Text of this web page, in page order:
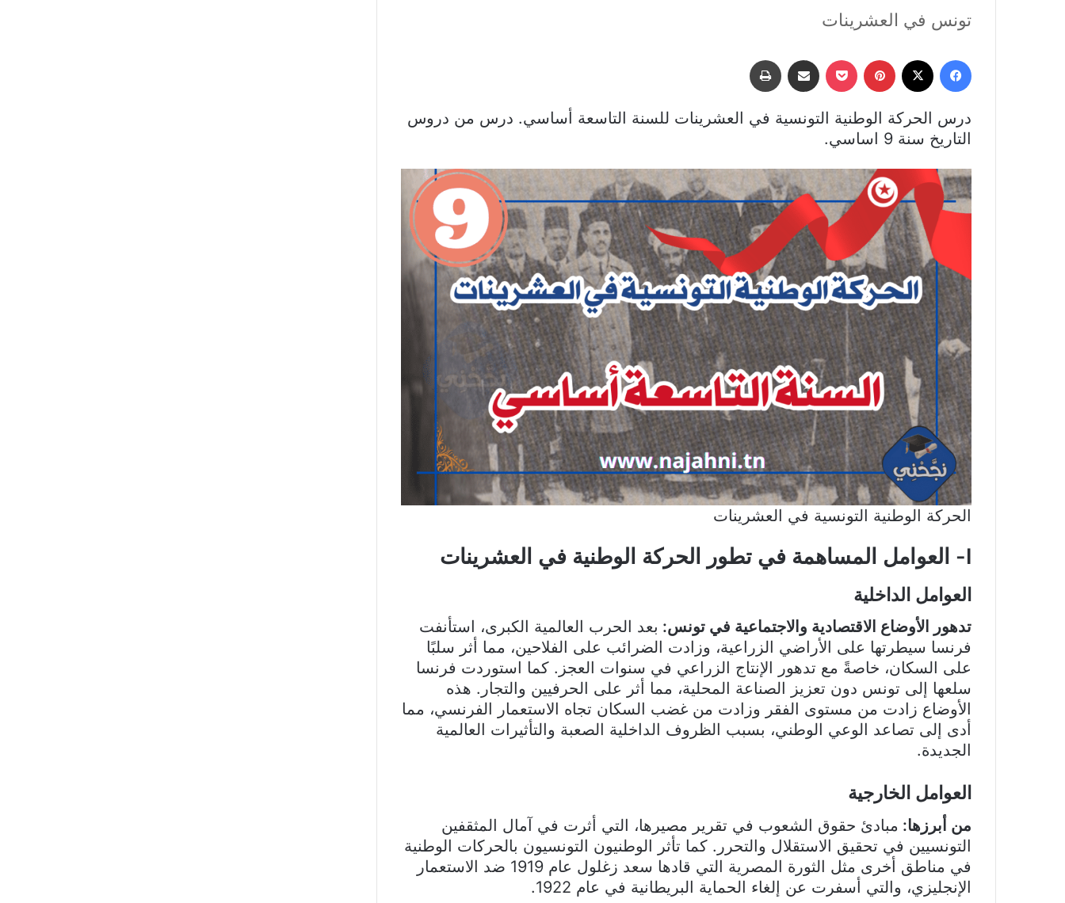
تونس في العشرينات
فيسبوك بينتيريست ‫Pocket مشاركة عبر البريد
درس الحركة الوطنية التونسية في العشرينات للسنة التاسعة أساسي. درس من دروس
التاريخ سنة 9 اساسي.
الحركة الوطنية التونسية في العشرينات
I- العوامل المساهمة في تطور الحركة الوطنية في العشرينات
العوامل الداخلية
تدهور الأوضاع الاقتصادية والاجتماعية في تونس: بعد الحرب العالمية الكبرى، استأنفت
فرنسا سيطرتها على الأراضي الزراعية، وزادت الضرائب على الفلاحين، مما أثر سلبًا
على السكان، خاصةً مع تدهور الإنتاج الزراعي في سنوات العجز. كما استوردت فرنسا
سلعها إلى تونس دون تعزيز الصناعة المحلية، مما أثر على الحرفيين والتجار. هذه
الأوضاع زادت من مستوى الفقر وزادت من غضب السكان تجاه الاستعمار الفرنسي، مما
أدى إلى تصاعد الوعي الوطني، بسبب الظروف الداخلية الصعبة والتأثيرات العالمية
الجديدة.
العوامل الخارجية
من أبرزها: مبادئ حقوق الشعوب في تقرير مصيرها، التي أثرت في آمال المثقفين
التونسيين في تحقيق الاستقلال والتحرر. كما تأثر الوطنيون التونسيون بالحركات الوطنية
في مناطق أخرى مثل الثورة المصرية التي قادها سعد زغلول عام 1919 ضد الاستعمار
الإنجليزي، والتي أسفرت عن إلغاء الحماية البريطانية في عام 1922.